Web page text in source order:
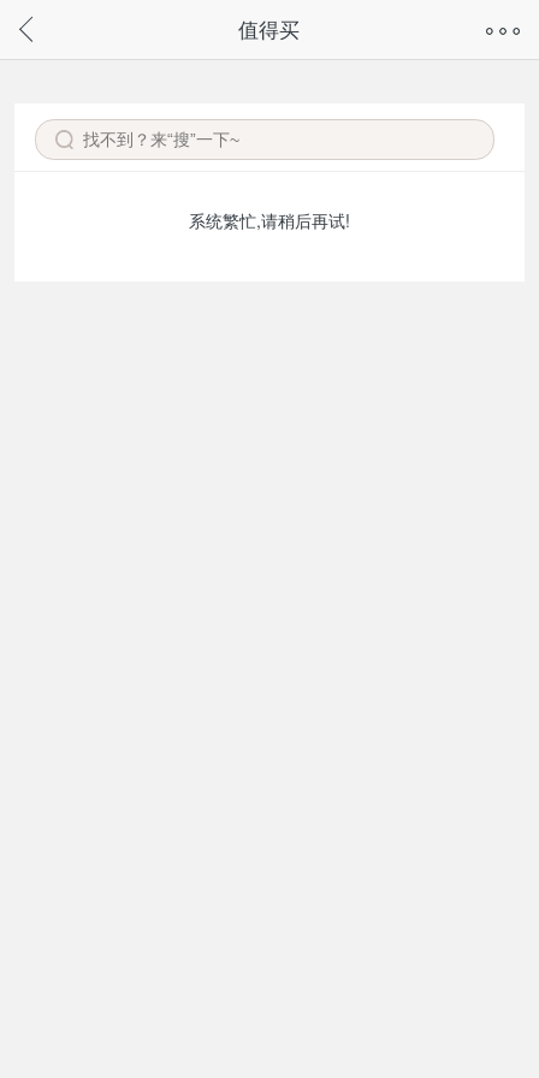
请通过微信或支付宝搜“奇兔客小程序”访问
值得买
系统繁忙,请稍后再试!